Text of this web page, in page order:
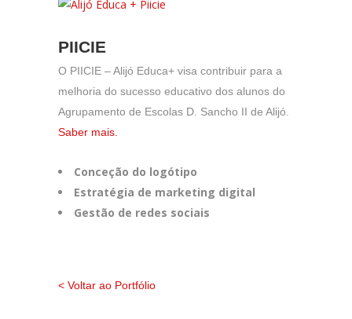
PIICIE
O PIICIE – Alijó Educa+ visa contribuir para a
melhoria do sucesso educativo dos alunos do
Agrupamento de Escolas D. Sancho II de Alijó.
Saber mais.
Conceção do logótipo
Estratégia de marketing digital
Gestão de redes sociais
< Voltar ao Portfólio
17:38